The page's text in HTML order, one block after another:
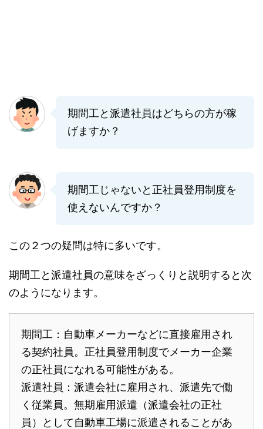
期間工と派遣社員はどちらの方が稼
げますか？
期間工じゃないと正社員登用制度を
使えないんですか？
この２つの疑問は特に多いです。
期間工と派遣社員の意味をざっくりと説明すると次
のようになります。
期間工：自動車メーカーなどに直接雇用され
る契約社員。正社員登用制度でメーカー企業
の正社員になれる可能性がある。
派遣社員：派遣会社に雇用され、派遣先で働
く従業員。無期雇用派遣（派遣会社の正社
員）として自動車工場に派遣されることがあ